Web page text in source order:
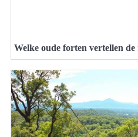
Welke oude forten vertellen de